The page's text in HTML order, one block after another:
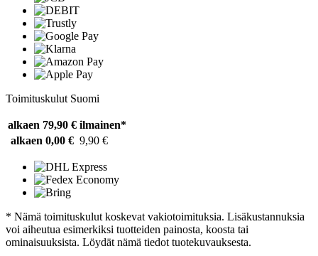
Toimituskulut Suomi
alkaen 79,90 € ilmainen*
alkaen 0,00 € 9,90 €
* Nämä toimituskulut koskevat vakiotoimituksia. Lisäkustannuksia
voi aiheutua esimerkiksi tuotteiden painosta, koosta tai
ominaisuuksista. Löydät nämä tiedot tuotekuvauksesta.